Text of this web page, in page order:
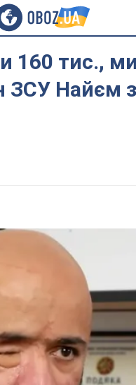
160 тис.,
ЗСУ Найєм